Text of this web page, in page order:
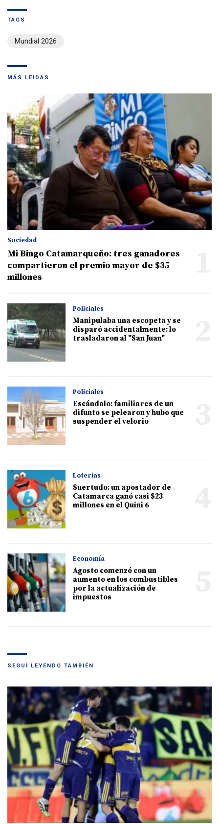
TAGS
Mundial 2026
MÁS LEIDAS
Sociedad
Mi Bingo Catamarqueño: tres ganadores
compartieron el premio mayor de $35
millones
Policiales
Manipulaba una escopeta y se
disparó accidentalmente: lo
trasladaron al "San Juan"
Policiales
Escándalo: familiares de un
difunto se pelearon y hubo que
suspender el velorio
Loterías
Suertudo: un apostador de
Catamarca ganó casi $23
millones en el Quini 6
Economía
Agosto comenzó con un
aumento en los combustibles
por la actualización de
impuestos
SEGUÍ LEYENDO TAMBIÉN